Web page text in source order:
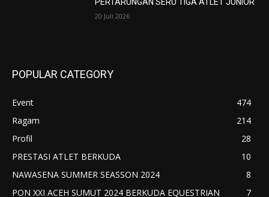
20 Juli 2026
POPULAR CATEGORY
Event
474
Ragam
214
Profil
28
PRESTASI ATLET BERKUDA
10
NAWASENA SUMMER SEASSON 2024
8
PON XXI ACEH SUMUT 2024 BERKUDA EQUESTRIAN
7